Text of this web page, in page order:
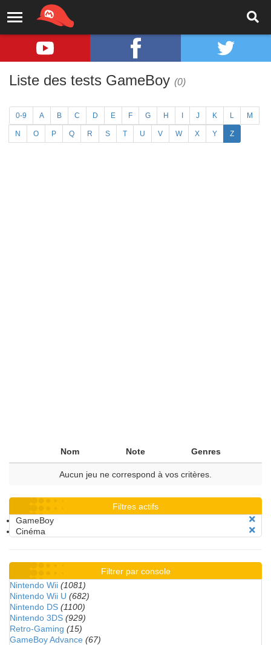
Liste des tests GameBoy (0)
0-9 A B C D E F G H J K L M
N O P Q R S T U V W X Y Z
Nom Note Genres
Aucun jeu ne correspond à vos critères.
Filtres actifs
GameBoy
Cinéma
Filtrer par console
Nintendo Wii (1081)
Nintendo Wii U (682)
Nintendo DS (1100)
Nintendo 3DS (929)
Retro-Gaming (15)
GameBoy Advance (67)